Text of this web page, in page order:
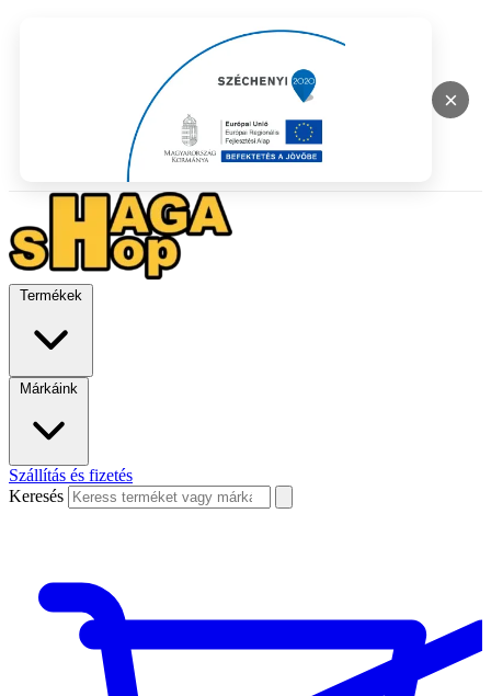
×
Termékek
Márkáink
Szállítás és fizetés
Keresés